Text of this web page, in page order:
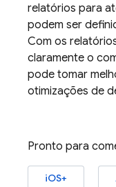
relatórios para
podem ser
Com os
claramente o
pode tomar
otimizações de
Pronto para
iOS+